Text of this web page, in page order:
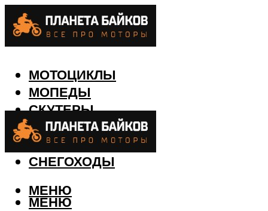
МОТОЦИКЛЫ
МОПЕДЫ
СКУТЕРЫ
КВАДРОЦИКЛЫ
ЛОДКИ
СНЕГОХОДЫ
МЕНЮ
МЕНЮ